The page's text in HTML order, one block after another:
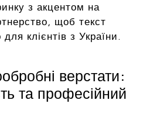
з акцентом на
щоб текст
клієнтів з України.
верстати:
та професійний